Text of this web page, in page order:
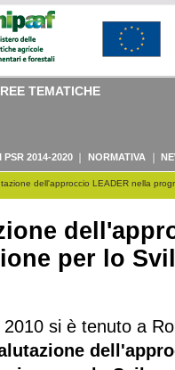
TEMATICHE
PSR 2014-2020 NORMATIVA
dell'approccio LEADER nella
per lo
si è tenuto a